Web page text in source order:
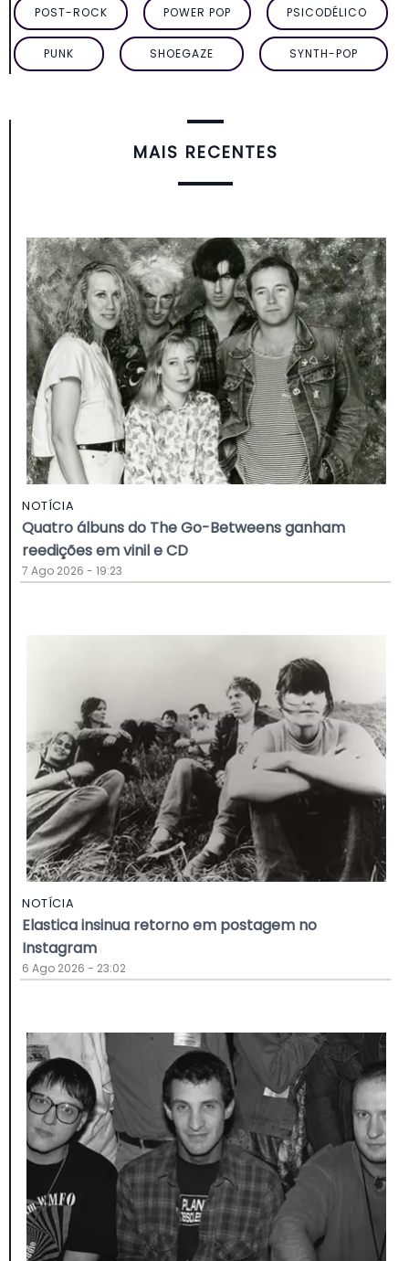
POST-ROCK POWER POP PSICODÉLICO
PUNK SHOEGAZE SYNTH-POP
MAIS RECENTES
NOTÍCIA
Quatro álbuns do The Go-Betweens ganham
reedições em vinil e CD
7 Ago 2026 - 19:23
NOTÍCIA
Elastica insinua retorno em postagem no
Instagram
6 Ago 2026 - 23:02